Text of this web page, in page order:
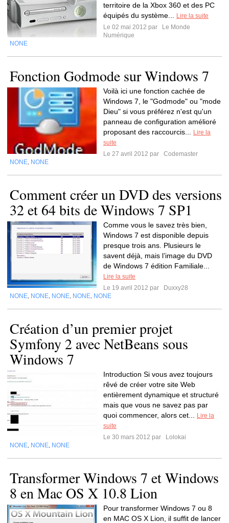
territoire de la Xbox 360 et des PC
équipés du système...
Lire la suite
Le 02 mai 2012 par
Le Monde
Numérique
NONE
Fonction Godmode sur Windows 7
Voilà ici une fonction cachée de
Windows 7, le "Godmode" ou "mode
Dieu" si vous préférez n'est qu'un
panneau de configuration amélioré
proposant des raccourcis...
Lire la
suite
Le 27 avril 2012 par
Codemaster
NONE NONE
Comment créer un DVD des versions
32 et 64 bits de Windows 7 SP1
Comme vous le savez très bien,
Windows 7 est disponible depuis
presque trois ans. Plusieurs le
savent déjà, mais l’image du DVD
de Windows 7 édition Familiale...
Lire la suite
Le 19 avril 2012 par
Duxxy28
NONE NONE NONE NONE NONE
Création d’un premier projet
Symfony 2 avec NetBeans sous
Windows 7
Introduction Si vous avez toujours
rêvé de créer votre site Web
entièrement dynamique et structuré
mais que vous ne savez pas par
quoi commencer, alors cet...
Lire la
suite
Le 30 mars 2012 par
Lolokai
NONE NONE NONE
Transformer Windows 7 et Windows
8 en Mac OS X 10.8 Lion
Pour transformer Windows 7 ou 8
en MAC OS X Lion, il suffit de lancer